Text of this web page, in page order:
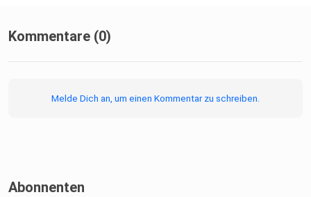
Kommentare (0)
Melde Dich an, um einen Kommentar zu schreiben.
Abonnenten